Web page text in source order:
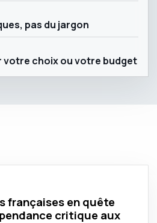
pas du jargon
votre choix ou votre budget
françaises en quête
critique aux